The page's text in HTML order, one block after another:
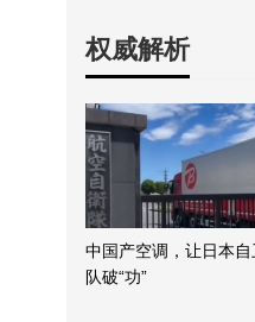
权威解析
中国产空调，让日本自
队破“功”